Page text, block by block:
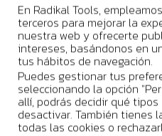
19,95 €21,85 €
Añadir al carrito
-16%
En Radikal Tools,
terceros para mejorar la
nuestra web y ofrecerte
intereses, basándonos en
tus hábitos de navegación.
Puedes gestionar tus
seleccionando la opción
allí, podrás decidir qué
desactivar. También tienes
todas las cookies o